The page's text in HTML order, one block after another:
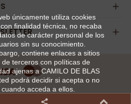
únicamente utiliza cookies
finalidad técnica, no recaba
de carácter personal de los
sin su conocimiento.
contiene enlaces a sitios
de terceros con políticas de
ajenas a CAMILO DE BLAS
podrá decidir si acepta o no
cuando acceda a ellos.